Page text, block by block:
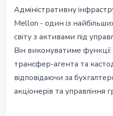
Адміністративну
Mellon - один із
світу з активами під
Він виконуватиме
трансфер-агента та
відповідаючи за
акціонерів та